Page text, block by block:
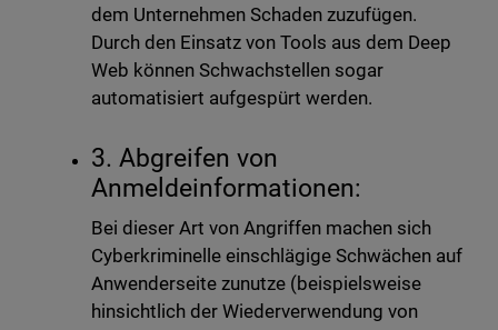
dem Unternehmen Schaden zuzufügen.
Durch den Einsatz von Tools aus dem Deep
Web können Schwachstellen sogar
automatisiert aufgespürt werden.
3. Abgreifen von
Anmeldeinformationen:
Bei dieser Art von Angriffen machen sich
Cyberkriminelle einschlägige Schwächen auf
Anwenderseite zunutze (beispielsweise
hinsichtlich der Wiederverwendung von